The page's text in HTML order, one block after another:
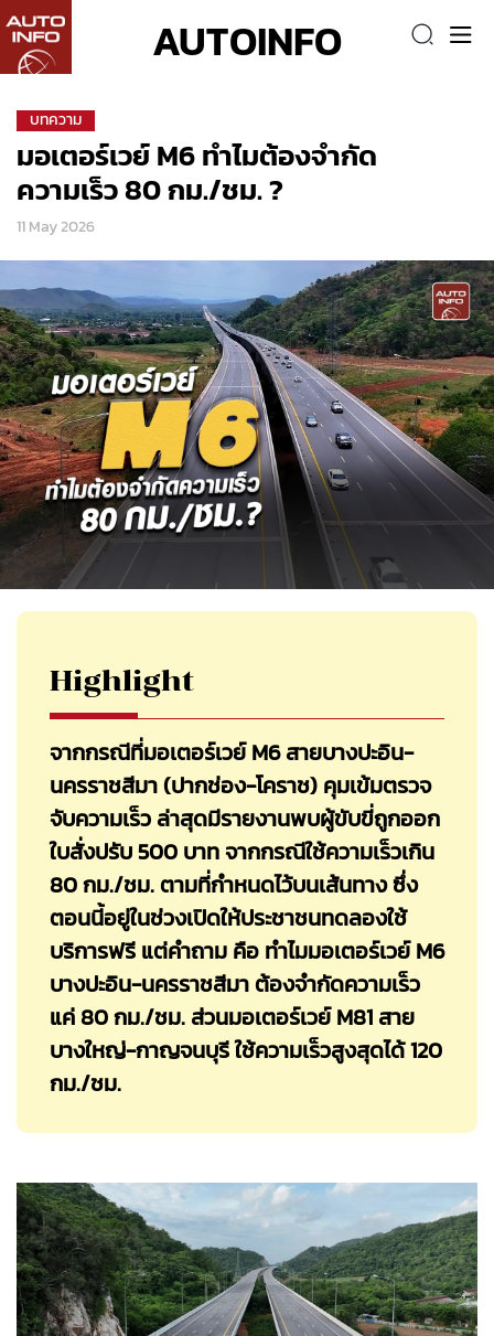
AUTOINFO
บทความ
มอเตอร์เวย์ M6 ทำไมต้องจำกัด
ความเร็ว 80 กม./ชม. ?
11 May 2026
Highlight
จากกรณีที่มอเตอร์เวย์ M6 สายบางปะอิน-
นครราชสีมา (ปากช่อง-โคราช) คุมเข้มตรวจ
จับความเร็ว ล่าสุดมีรายงานพบผู้ขับขี่ถูกออก
ใบสั่งปรับ 500 บาท จากกรณีใช้ความเร็วเกิน
80 กม./ชม. ตามที่กำหนดไว้บนเส้นทาง ซึ่ง
ตอนนี้อยู่ในช่วงเปิดให้ประชาชนทดลองใช้
บริการฟรี แต่คำถาม คือ ทำไมมอเตอร์เวย์ M6
บางปะอิน-นครราชสีมา ต้องจำกัดความเร็ว
แค่ 80 กม./ชม. ส่วนมอเตอร์เวย์ M81 สาย
บางใหญ่-กาญจนบุรี ใช้ความเร็วสูงสุดได้ 120
กม./ชม.